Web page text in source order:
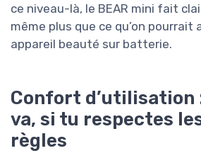
ce niveau-là, le BEAR mini fait
même plus que ce qu’on
appareil beauté sur batterie.
Confort d’utilisation
va, si tu respectes
règles